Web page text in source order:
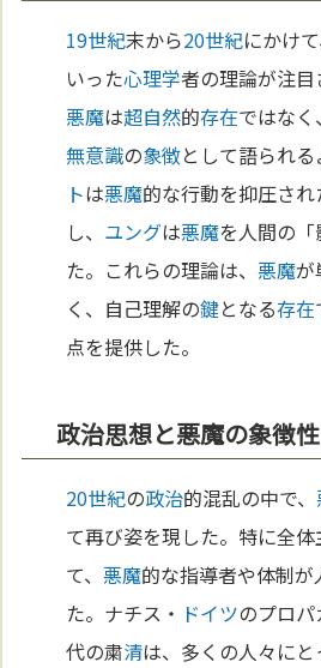
19世紀末から20世紀にかけて
いった心理学者の理論が注目
悪魔は超自然的存在ではな
無意識の象徴として語られる
トは悪魔的な行動を抑圧さ
し、 ユングは悪魔を人間の
た。これらの理論は、悪魔が
く、自己理解の鍵となる存在
点を提供した。
政治思想と悪魔の象徴性
20世紀の政治的混乱の中で、
て再び姿を現した。特に全
て、悪魔的な指導者や体制
た。ナチス・ ドイツのプロ
代の粛清は、多くの人々にと